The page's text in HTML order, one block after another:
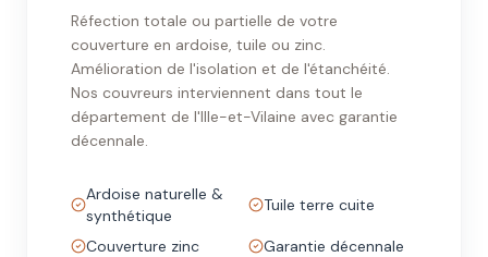
Réfection totale ou partielle de votre
couverture en ardoise, tuile ou zinc.
Amélioration de l'isolation et de l'étanchéité.
Nos couvreurs interviennent dans tout le
département de l'Ille-et-Vilaine avec garantie
décennale.
Ardoise naturelle &
synthétique
Tuile terre cuite
Couverture zinc Garantie décennale